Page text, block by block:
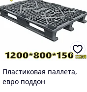
Пластиковая паллета,
евро поддон